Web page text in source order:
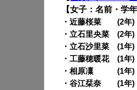
【女子：名前・学
・近藤桜菜 (2年)
・立石里央菜 (2
・立石沙里菜 (1年)
・工藤穂暖花 (1
・相原凜 (1年)
・谷江栞奈 (1年)